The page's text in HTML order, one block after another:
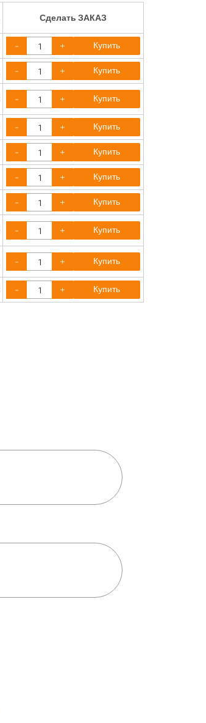
Сделать ЗАКАЗ
- + Купить
- + Купить
- + Купить
- + Купить
- + Купить
- + Купить
- + Купить
- + Купить
- + Купить
- + Купить